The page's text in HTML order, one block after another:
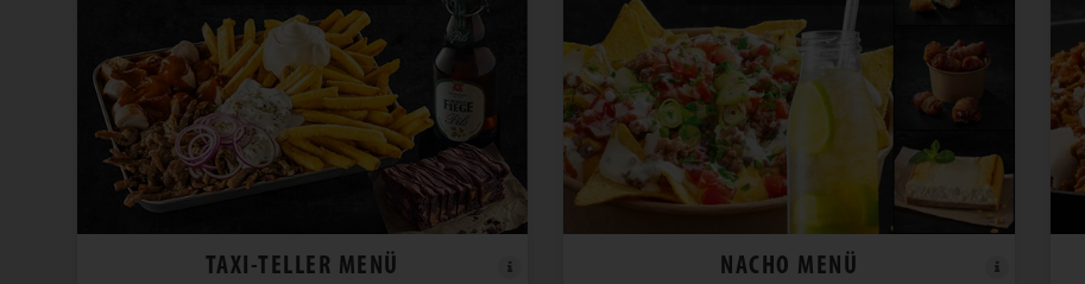
TAXI-TELLER MENÜ NACHO MENÜ